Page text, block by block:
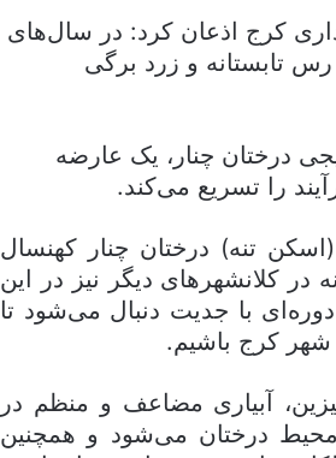
کرج اذعان کرد: در سال‌های
تابستانه و زرد برگی
درختان چنار، یک عارضه
را تسریع می‌کند.
تنه) درختان چنار کهنسال
کلانشهرهای دیگر نیز در این
با جدیت دنبال می‌شود تا
کرج باشیم.
آبیاری مضاعف و منظم در
درختان می‌شود و همچنین